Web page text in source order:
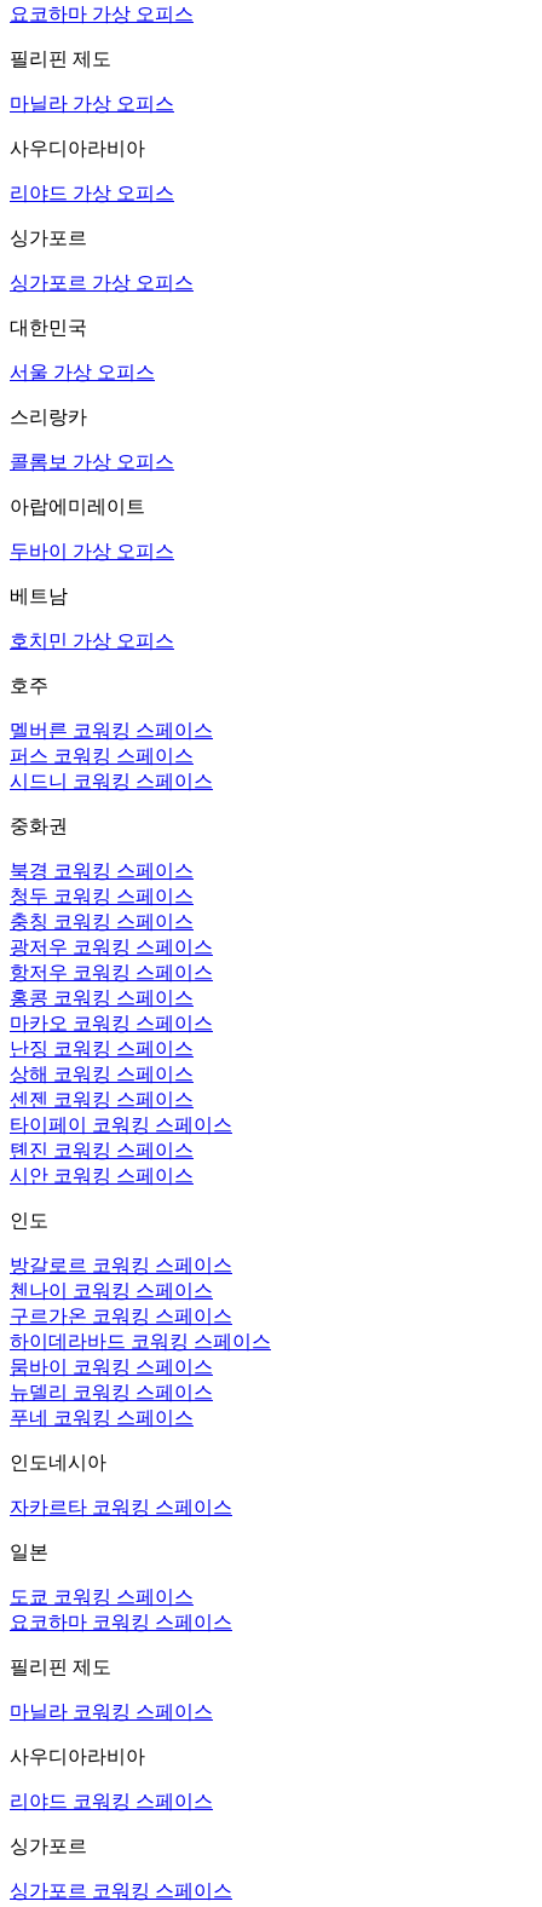
요코하마 가상 오피스
필리핀 제도
마닐라 가상 오피스
사우디아라비아
리야드 가상 오피스
싱가포르
싱가포르 가상 오피스
대한민국
서울 가상 오피스
스리랑카
콜롬보 가상 오피스
아랍에미레이트
두바이 가상 오피스
베트남
호치민 가상 오피스
호주
멜버른 코워킹 스페이스
퍼스 코워킹 스페이스
시드니 코워킹 스페이스
중화권
북경 코워킹 스페이스
청두 코워킹 스페이스
충칭 코워킹 스페이스
광저우 코워킹 스페이스
항저우 코워킹 스페이스
홍콩 코워킹 스페이스
마카오 코워킹 스페이스
난징 코워킹 스페이스
상해 코워킹 스페이스
센젠 코워킹 스페이스
타이페이 코워킹 스페이스
톈진 코워킹 스페이스
시안 코워킹 스페이스
인도
방갈로르 코워킹 스페이스
첸나이 코워킹 스페이스
구르가온 코워킹 스페이스
하이데라바드 코워킹 스페이스
뭄바이 코워킹 스페이스
뉴델리 코워킹 스페이스
푸네 코워킹 스페이스
인도네시아
자카르타 코워킹 스페이스
일본
도쿄 코워킹 스페이스
요코하마 코워킹 스페이스
필리핀 제도
마닐라 코워킹 스페이스
사우디아라비아
리야드 코워킹 스페이스
싱가포르
싱가포르 코워킹 스페이스